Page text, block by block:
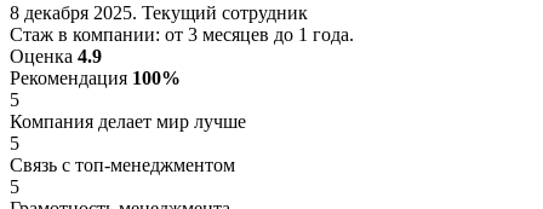
8 декабря 2025. Текущий сотрудник
Стаж в компании: от 3 месяцев до 1 года.
Оценка 4.9
Рекомендация 100%
5
Компания делает мир лучше
5
Связь с топ-менеджментом
5